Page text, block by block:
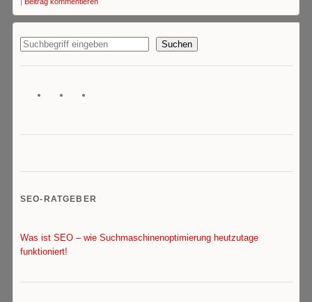
Suchen
SEO-RATGEBER
Was ist SEO – wie Suchmaschinenoptimierung heutzutage
funktioniert!